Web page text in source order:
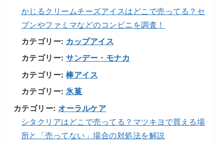
かじるクリームチーズアイスはどこで売ってる？セ
ブンやファミマなどのコンビニを調査！
カテゴリー: カップアイス
カテゴリー:サンデー・モナカ
カテゴリー:棒アイス
カテゴリー:氷菓
カテゴリー: オーラルケア
シタクリアはどこで売ってる？マツキヨで買える場
所と「売ってない」場合の対処法を解説